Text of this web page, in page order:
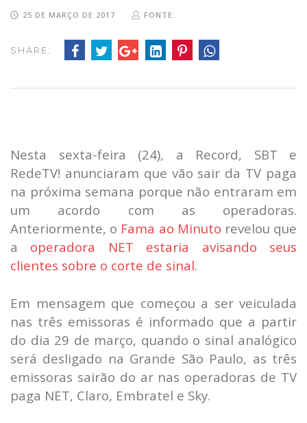
25 DE MARÇO DE 2017 FONTE:
SHARE:
Nesta sexta-feira (24), a Record, SBT e
RedeTV! anunciaram que vão sair da TV paga
na próxima semana porque não entraram em
um acordo com as operadoras.
Anteriormente, o Fama ao Minuto revelou que
a operadora NET estaria avisando seus
clientes sobre o corte de sinal.
Em mensagem que começou a ser veiculada
nas três emissoras é informado que a partir
do dia 29 de março, quando o sinal analógico
será desligado na Grande São Paulo, as três
emissoras sairão do ar nas operadoras de TV
paga NET, Claro, Embratel e Sky.